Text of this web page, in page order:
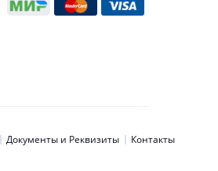
Документы и Реквизиты Контакты